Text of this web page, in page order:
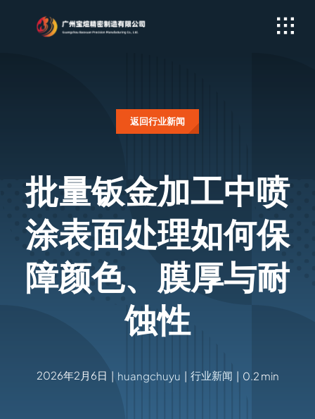
返回行业新闻
批量钣金加工中喷
涂表面处理如何保
障颜色、膜厚与耐
蚀性
2026年2月6日 | huangchuyu | 行业新闻 | 0.2 min